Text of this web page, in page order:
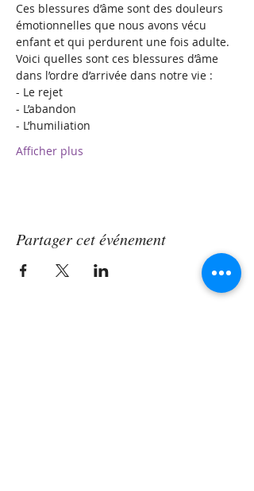
Ces blessures d’âme sont des douleurs
émotionnelles que nous avons vécu
enfant et qui perdurent une fois adulte.
Voici quelles sont ces blessures d’âme
dans l’ordre d’arrivée dans notre vie :
- Le rejet
- L’abandon
- L’humiliation
Afficher plus
Partager cet événement